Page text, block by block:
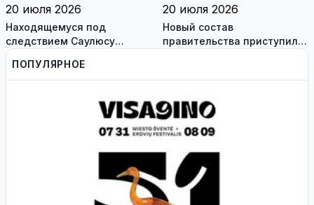
20 июля 2026
Находящемуся под
следствием Саулюсу
Сквернялису временно
разрешили выехать за
границу
20 июля 2026
Новый состав
правительства приступил к
ПОПУЛЯРНОЕ